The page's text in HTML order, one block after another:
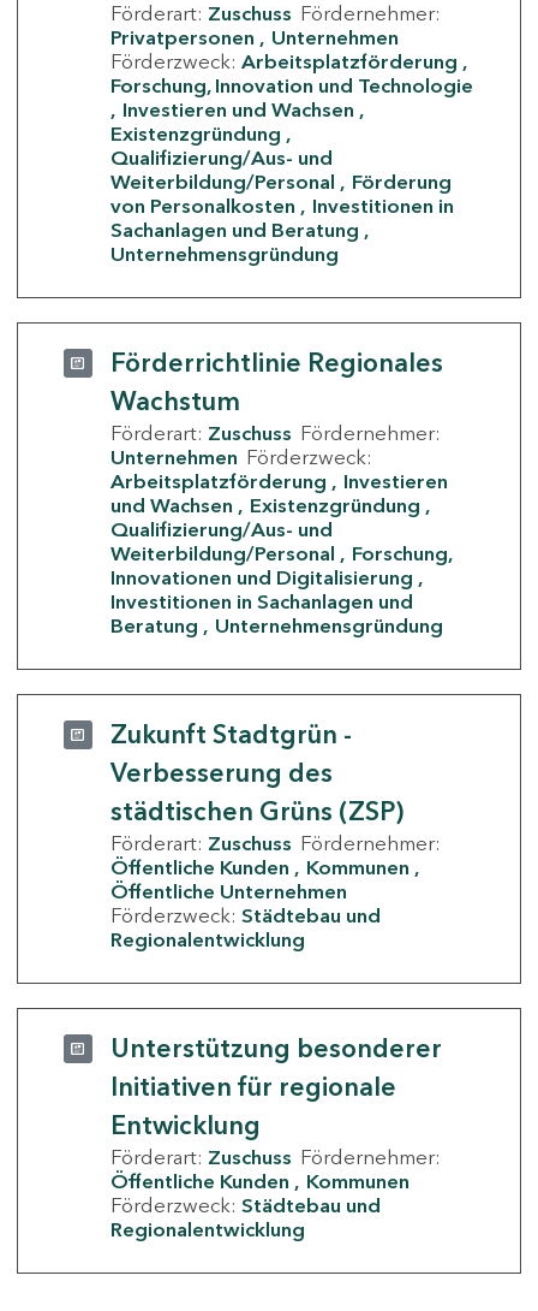
Förderart: Zuschuss Fördernehmer:
Privatpersonen
Unternehmen
Förderzweck: Arbeitsplatzförderung
Forschung, Innovation und Technologie
Investieren und Wachsen
Existenzgründung
Qualifizierung/Aus- und
Weiterbildung/Personal
Förderung
von Personalkosten
Investitionen in
Sachanlagen und Beratung
Unternehmensgründung
Förderrichtlinie Regionales
Wachstum
Förderart: Zuschuss Fördernehmer:
Unternehmen Förderzweck:
Arbeitsplatzförderung
Investieren
und Wachsen
Existenzgründung
Qualifizierung/Aus- und
Weiterbildung/Personal
Forschung,
Innovationen und Digitalisierung
Investitionen in Sachanlagen und
Beratung
Unternehmensgründung
Zukunft Stadtgrün -
Verbesserung des
städtischen Grüns (ZSP)
Förderart: Zuschuss Fördernehmer:
Öffentliche Kunden
Kommunen
Öffentliche Unternehmen
Förderzweck: Städtebau und
Regionalentwicklung
Unterstützung besonderer
Initiativen für regionale
Entwicklung
Förderart: Zuschuss Fördernehmer:
Öffentliche Kunden
Kommunen
Förderzweck: Städtebau und
Regionalentwicklung